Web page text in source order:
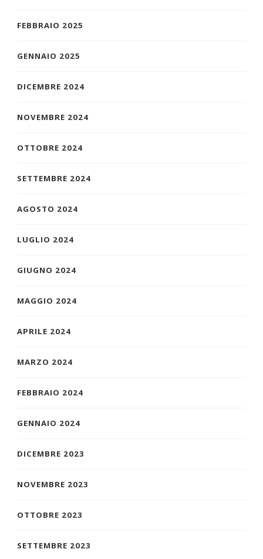
FEBBRAIO 2025
GENNAIO 2025
DICEMBRE 2024
NOVEMBRE 2024
OTTOBRE 2024
SETTEMBRE 2024
AGOSTO 2024
LUGLIO 2024
GIUGNO 2024
MAGGIO 2024
APRILE 2024
MARZO 2024
FEBBRAIO 2024
GENNAIO 2024
DICEMBRE 2023
NOVEMBRE 2023
OTTOBRE 2023
SETTEMBRE 2023